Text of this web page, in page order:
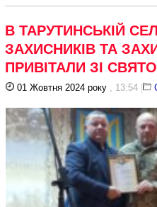
В ТАРУТИНСЬКІЙ
ЗАХИСНИКІВ ТА
ПРИВІТАЛИ ЗІ
01 Жовтня 2024 року , 13:54 |